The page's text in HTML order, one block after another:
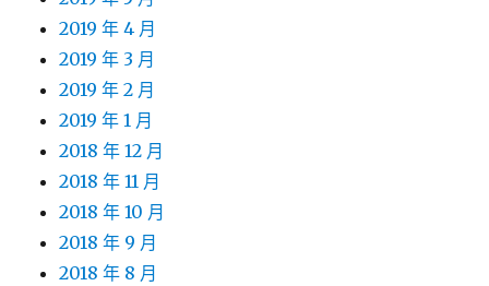
2019 年 4 月
2019 年 3 月
2019 年 2 月
2019 年 1 月
2018 年 12 月
2018 年 11 月
2018 年 10 月
2018 年 9 月
2018 年 8 月